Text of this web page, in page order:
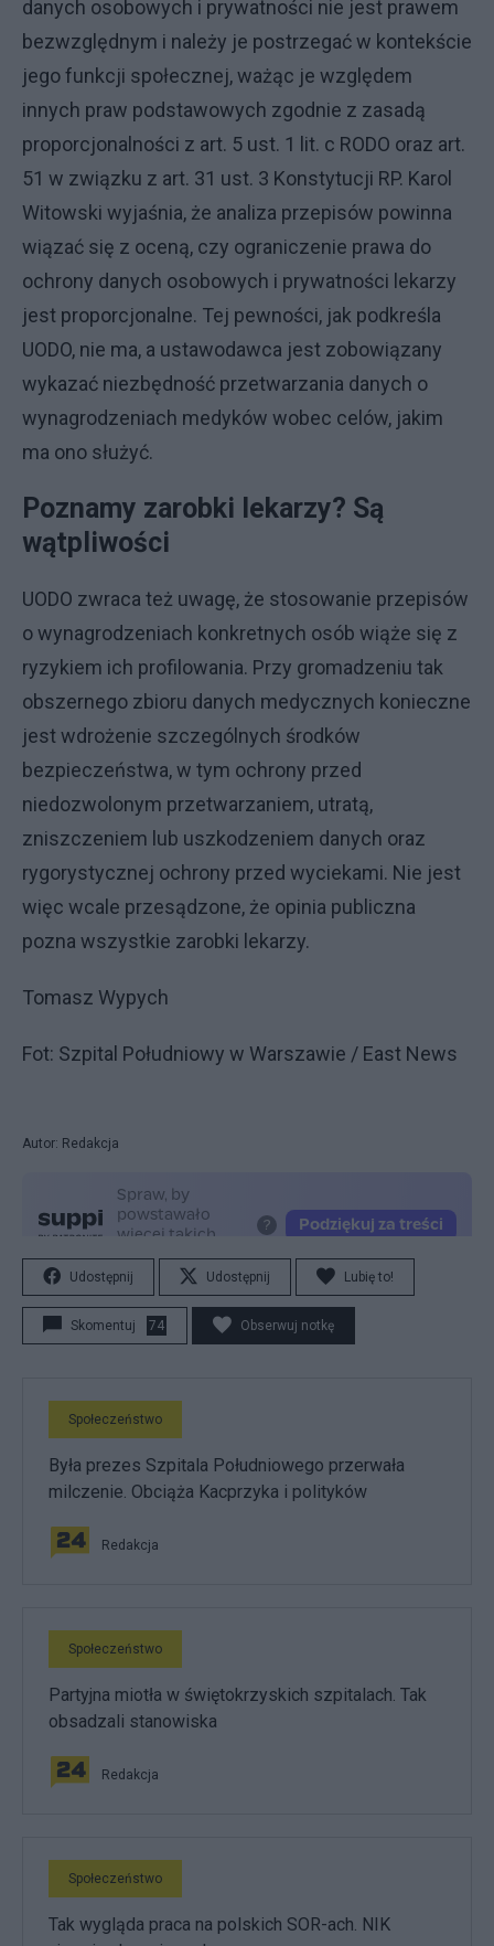
danych osobowych i prywatności nie jest prawem
bezwzględnym i należy je postrzegać w kontekście
jego funkcji społecznej, ważąc je względem
innych praw podstawowych zgodnie z zasadą
proporcjonalności z art. 5 ust. 1 lit. c RODO oraz art.
51 w związku z art. 31 ust. 3 Konstytucji RP. Karol
Witowski wyjaśnia, że analiza przepisów powinna
wiązać się z oceną, czy ograniczenie prawa do
ochrony danych osobowych i prywatności lekarzy
jest proporcjonalne. Tej pewności, jak podkreśla
UODO, nie ma, a ustawodawca jest zobowiązany
wykazać niezbędność przetwarzania danych o
wynagrodzeniach medyków wobec celów, jakim
ma ono służyć.
Poznamy zarobki lekarzy? Są
wątpliwości
UODO zwraca też uwagę, że stosowanie przepisów
o wynagrodzeniach konkretnych osób wiąże się z
ryzykiem ich profilowania. Przy gromadzeniu tak
obszernego zbioru danych medycznych konieczne
jest wdrożenie szczególnych środków
bezpieczeństwa, w tym ochrony przed
niedozwolonym przetwarzaniem, utratą,
zniszczeniem lub uszkodzeniem danych oraz
rygorystycznej ochrony przed wyciekami. Nie jest
więc wcale przesądzone, że opinia publiczna
pozna wszystkie zarobki lekarzy.
Tomasz Wypych
Fot: Szpital Południowy w Warszawie / East News
Autor: Redakcja
Udostępnij Udostępnij Lubię to!
Skomentuj 74 Obserwuj notkę
Społeczeństwo
Była prezes Szpitala Południowego przerwała
milczenie. Obciąża Kacprzyka i polityków
Redakcja
Społeczeństwo
Partyjna miotła w świętokrzyskich szpitalach. Tak
obsadzali stanowiska
Redakcja
Społeczeństwo
Tak wygląda praca na polskich SOR-ach. NIK